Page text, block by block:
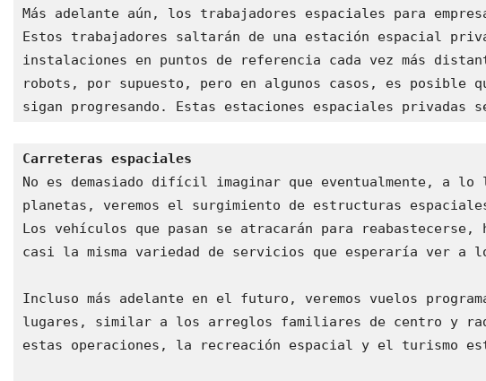
Más adelante aún, los trabajadores espaciales para
Estos trabajadores saltarán de una estación espacial
instalaciones en puntos de referencia cada vez más
robots, por supuesto, pero en algunos casos, es posible
sigan progresando. Estas estaciones espaciales privadas
Carreteras espaciales
No es demasiado difícil imaginar que eventualmente, a
planetas, veremos el surgimiento de estructuras
Los vehículos que pasan se atracarán para
casi la misma variedad de servicios que esperaría ver a
Incluso más adelante en el futuro, veremos vuelos
lugares, similar a los arreglos familiares de centro y
estas operaciones, la recreación espacial y el turismo